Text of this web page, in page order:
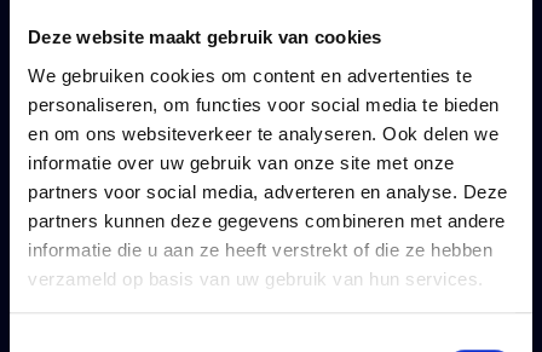
Deze website maakt gebruik van cookies
We gebruiken cookies om content en advertenties te
personaliseren, om functies voor social media te bieden
en om ons websiteverkeer te analyseren. Ook delen we
informatie over uw gebruik van onze site met onze
partners voor social media, adverteren en analyse. Deze
partners kunnen deze gegevens combineren met andere
informatie die u aan ze heeft verstrekt of die ze hebben
verzameld op basis van uw gebruik van hun services.
Uw gezin
Uw sparen en beleggen
Uw levensverzekering
Algemene
voorwaarden
Blog
Uw personeel
Uw inkomen
Uw sparen en beleggen
Uw levensverzekering
Algemene
voorwaarden
Blog